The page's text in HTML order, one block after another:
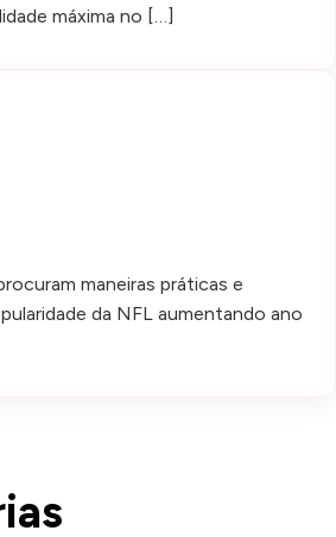
máxima no […]
maneiras práticas e
da NFL aumentando ano